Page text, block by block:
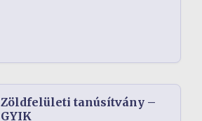
Zöldfelületi tanúsítvány –
GYIK